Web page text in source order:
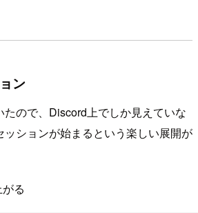
ン
ので、Discord上でしか見えていな
ションが始まるという楽しい展開が
る